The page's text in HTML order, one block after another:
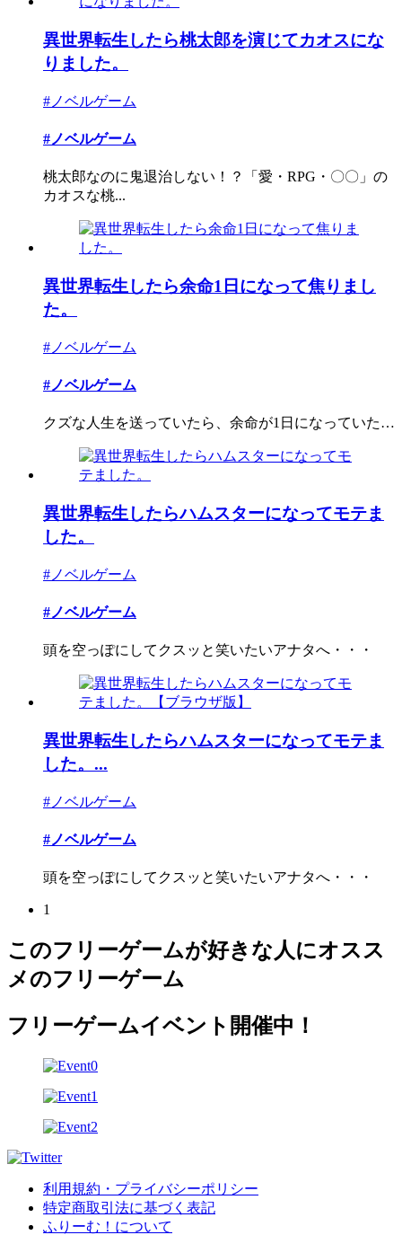
異世界転生したら桃太郎を演じてカオスにな
りました。
#ノベルゲーム
#ノベルゲーム
桃太郎なのに鬼退治しない！？「愛・RPG・〇〇」の
カオスな桃...
異世界転生したら余命1日になって焦りまし
た。
#ノベルゲーム
#ノベルゲーム
クズな人生を送っていたら、余命が1日になっていた…
異世界転生したらハムスターになってモテま
した。
#ノベルゲーム
#ノベルゲーム
頭を空っぽにしてクスッと笑いたいアナタへ・・・
異世界転生したらハムスターになってモテま
した。...
#ノベルゲーム
#ノベルゲーム
頭を空っぽにしてクスッと笑いたいアナタへ・・・
1
このフリーゲームが好きな人にオスス
メのフリーゲーム
フリーゲームイベント開催中！
利用規約・プライバシーポリシー
特定商取引法に基づく表記
ふりーむ！について